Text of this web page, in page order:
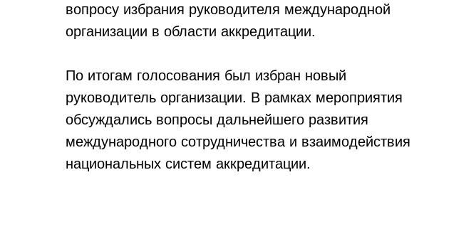
вопросу избрания руководителя международной
организации в области аккредитации.
По итогам голосования был избран новый
руководитель организации. В рамках мероприятия
обсуждались вопросы дальнейшего развития
международного сотрудничества и взаимодействия
национальных систем аккредитации.